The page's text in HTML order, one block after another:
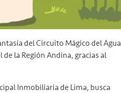
del Circuito Mágico del Agua
la Región Andina, gracias al
Inmobiliaria de Lima, busca